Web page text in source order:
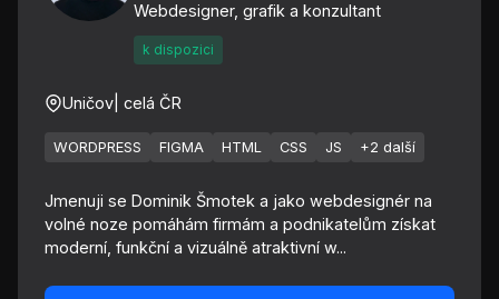
Webdesigner, grafik a konzultant
k dispozici
Uničov | celá ČR
WORDPRESS FIGMA HTML CSS JS +2 další
Jmenuji se Dominik Šmotek a jako webdesignér na
volné noze pomáhám firmám a podnikatelům získat
moderní, funkční a vizuálně atraktivní w...